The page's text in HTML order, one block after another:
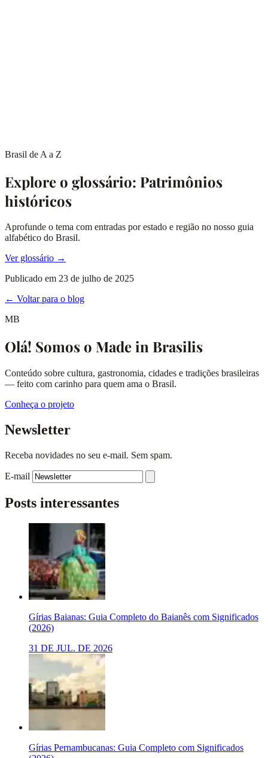
Brasil de A a Z
Explore o glossário: Patrimônios
históricos
Aprofunde o tema com entradas por estado e região no nosso guia
alfabético do Brasil.
Ver glossário →
Publicado em 23 de julho de 2025
← Voltar para o blog
MB
Olá! Somos o Made in Brasilis
Conteúdo sobre cultura, gastronomia, cidades e tradições brasileiras
— feito com carinho para quem ama o Brasil.
Conheça o projeto
Newsletter
Receba novidades no seu e-mail. Sem spam.
E-mail
Posts interessantes
Gírias Baianas: Guia Completo do Baianês com Significados
(2026)
31 DE JUL. DE 2026
Gírias Pernambucanas: Guia Completo com Significados